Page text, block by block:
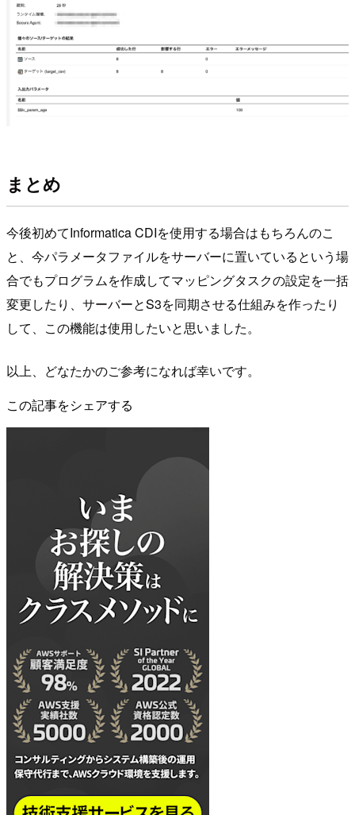
まとめ
今後初めてInformatica CDIを使用する場合はもちろんのこ
と、今パラメータファイルをサーバーに置いているという場
合でもプログラムを作成してマッピングタスクの設定を一括
変更したり、サーバーとS3を同期させる仕組みを作ったり
して、この機能は使用したいと思いました。
以上、どなたかのご参考になれば幸いです。
この記事をシェアする